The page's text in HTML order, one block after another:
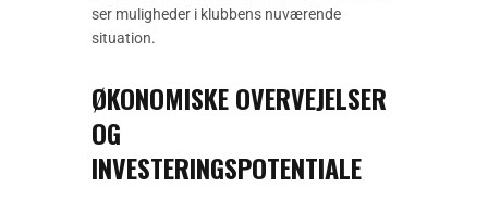
ser muligheder i klubbens nuværende
situation.
ØKONOMISKE OVERVEJELSER
OG
INVESTERINGSPOTENTIALE